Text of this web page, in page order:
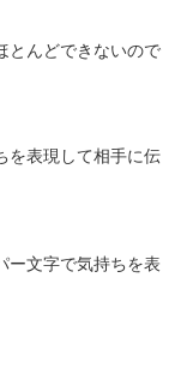
とんどできないので
を表現して相手に伝
ー文字で気持ちを表